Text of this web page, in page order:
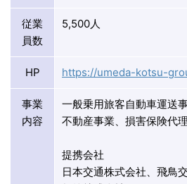
従業
員数
5,500人
HP https://umeda-kotsu-
事業
内容
一般乗用旅客自動車運送
不動産事業、損害保険代
提携会社
日本交通株式会社、飛鳥